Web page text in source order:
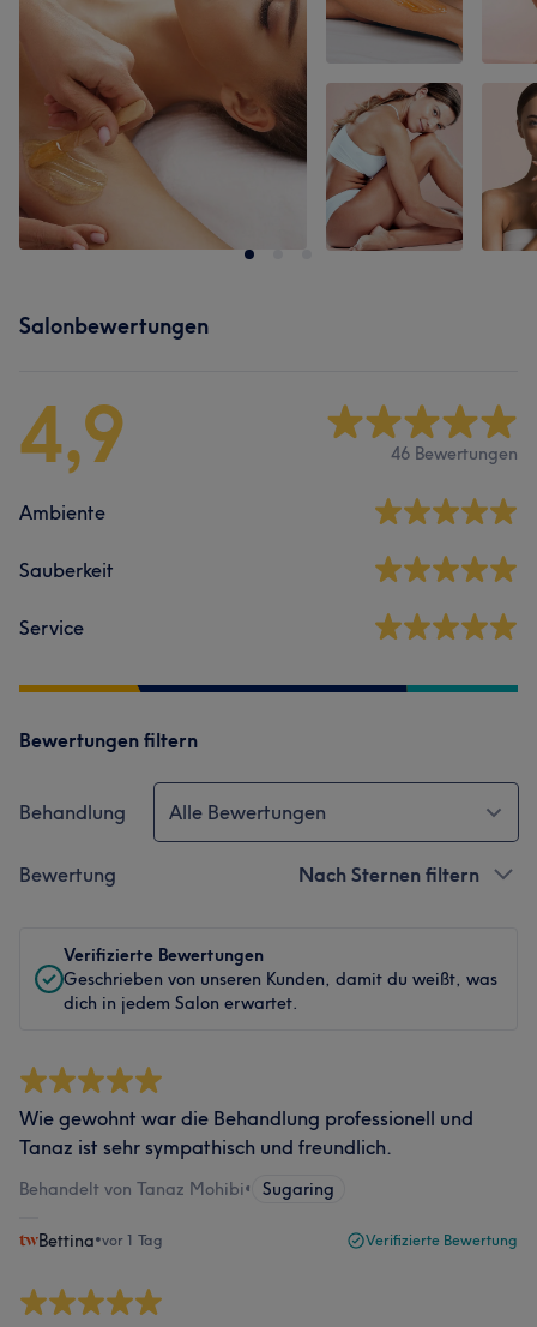
Salonbewertungen
4,9 46 Bewertungen
Ambiente
Sauberkeit
Service
Bewertungen filtern
Behandlung Alle Bewertungen
Bewertung Nach Sternen filtern
Verifizierte Bewertungen
Geschrieben von unseren Kunden, damit du weißt, was
dich in jedem Salon erwartet.
Wie gewohnt war die Behandlung professionell und
Tanaz ist sehr sympathisch und freundlich.
Behandelt von Tanaz Mohibi• Sugaring
Bettina•vor 1 Tag Verifizierte Bewertung